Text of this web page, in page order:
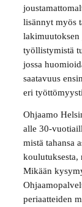
lisännyt myös
lakimuutoksen
työllistymistä
jossa
saatavuus
eri
Ohjaamo
alle 30-
mistä tahansa
koulutuksesta,
Mikään
periaatteiden